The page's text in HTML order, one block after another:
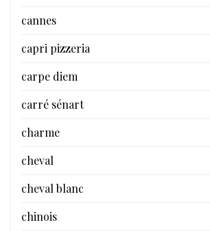
cannes
capri pizzeria
carpe diem
carré sénart
charme
cheval
cheval blanc
chinois